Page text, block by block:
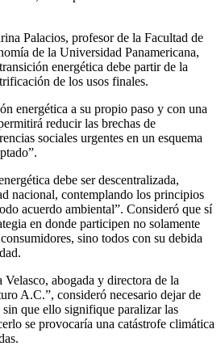
Palacios, profesor de la Facultad de
de la Universidad Panamericana,
energética debe partir de la
de los usos finales.
energética a su propio paso y con una
reducir las brechas de
sociales urgentes en un esquema
debe ser descentralizada,
nacional, contemplando los principios
acuerdo ambiental”. Consideró que sí
en donde participen no solamente
sino todos con su debida
abogada y directora de la
A.C.”, consideró necesario dejar de
que ello signifique paralizar las
se provocaría una catástrofe climática